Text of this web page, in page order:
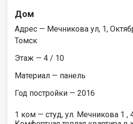
Дом
Адрес — Мечникова ул, 1,
Томск
Этаж — 4 / 10
Материал — панель
Год постройки — 2016
1 ком — студ, ул. Мечникова 1 ,